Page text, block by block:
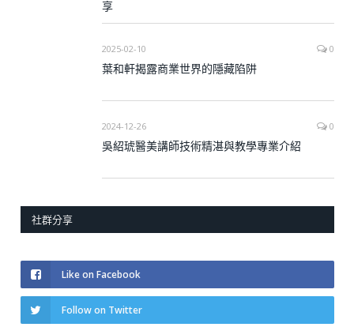
享
2025-02-10 0
葉和軒揭露商業世界的隱藏陷阱
2024-12-26 0
吳紹琥醫美講師技術精湛與教學專業介紹
社群分享
Like on Facebook
Follow on Twitter